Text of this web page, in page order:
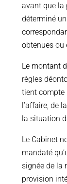
avant que la
déterminé
obtenues ou
Le montant
règles
tient compte
l’affaire, de
la situation
Le Cabinet
mandaté
signée de la
provision